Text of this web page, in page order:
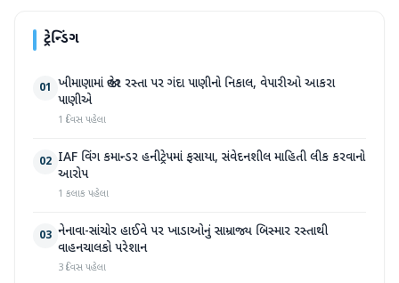
ટ્રેન્ડિંગ
01 ખીમાણામાં જાહેર રસ્તા પર ગંદા પાણીનો નિકાલ, વેપારીઓ આકરા
પાણીએ
1 દિવસ પહેલા
02 IAF વિંગ કમાન્ડર હનીટ્રેપમાં ફસાયા, સંવેદનશીલ માહિતી લીક કરવાનો
આરોપ
1 કલાક પહેલા
03 નેનાવા-સાંચોર હાઈવે પર ખાડાઓનું સામ્રાજ્ય બિસ્માર રસ્તાથી
વાહનચાલકો પરેશાન
3 દિવસ પહેલા